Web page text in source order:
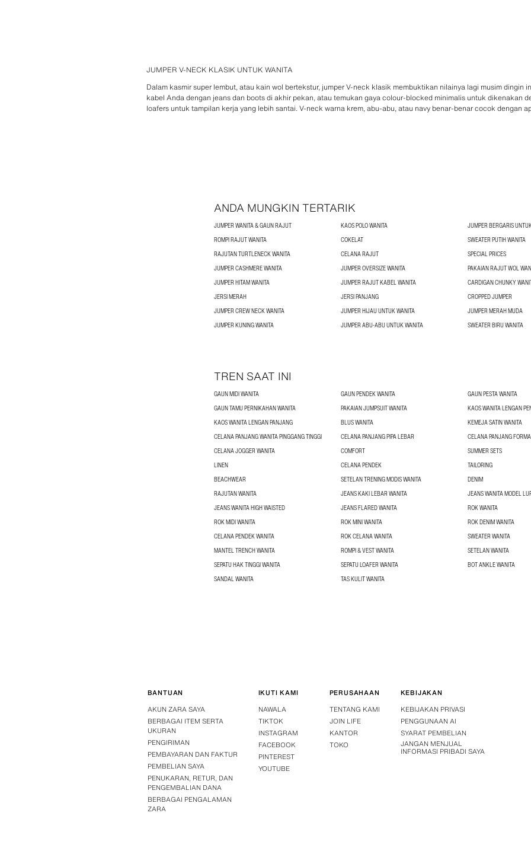
JUMPER V-NECK KLASIK UNTUK WANITA
Dalam kasmir super lembut, atau kain wol bertekstur, jumper V-neck klasik membuktikan nilainya lagi musim dingin
kabel Anda dengan jeans dan boots di akhir pekan, atau temukan gaya colour-blocked minimalis untuk dikenakan
loafers untuk tampilan kerja yang lebih santai. V-neck warna krem, abu-abu, atau navy benar-benar cocok dengan
ANDA MUNGKIN TERTARIK
JUMPER WANITA & GAUN RAJUT KAOS POLO WANITA
JUMPER BERGARIS
ROMPI RAJUT WANITA
COKELAT
SWEATER PUTIH WANITA
RAJUTAN TURTLENECK WANITA
CELANA RAJUT
SPECIAL PRICES
JUMPER CASHMERE WANITA
JUMPER OVERSIZE WANITA
PAKAIAN RAJUT WOL
JUMPER HITAM WANITA
JUMPER RAJUT KABEL WANITA
CARDIGAN CHUNKY
JERSI MERAH
JERSI PANJANG
CROPPED JUMPER
JUMPER CREW NECK WANITA
JUMPER HIJAU UNTUK WANITA
JUMPER MERAH MUDA
JUMPER KUNING WANITA
JUMPER ABU-ABU UNTUK WANITA SWEATER BIRU WANITA
TREN SAAT INI
GAUN MIDI WANITA GAUN PENDEK WANITA
GAUN PESTA WANITA
GAUN TAMU PERNIKAHAN WANITA
PAKAIAN JUMPSUIT WANITA
KAOS WANITA LENGAN
KAOS WANITA LENGAN PANJANG
BLUS WANITA
KEMEJA SATIN WANITA
CELANA PANJANG WANITA PINGGANG TINGGI
CELANA PANJANG PIPA LEBAR
CELANA PANJANG
CELANA JOGGER WANITA
COMFORT
SUMMER SETS
LINEN
CELANA PENDEK
TAILORING
BEACHWEAR
SETELAN TRENING MODIS WANITA
DENIM
RAJUTAN WANITA
JEANS KAKI LEBAR WANITA
JEANS WANITA MODEL
JEANS WANITA HIGH WAISTED
JEANS FLARED WANITA
ROK WANITA
ROK MIDI WANITA
ROK MINI WANITA
ROK DENIM WANITA
CELANA PENDEK WANITA
ROK CELANA WANITA
SWEATER WANITA
MANTEL TRENCH WANITA
ROMPI & VEST WANITA
SETELAN WANITA
SEPATU HAK TINGGI WANITA
SEPATU LOAFER WANITA
BOT ANKLE WANITA
SANDAL WANITA
TAS KULIT WANITA
BANTUAN
AKUN ZARA SAYA
BERBAGAI ITEM SERTA
UKURAN
PENGIRIMAN
PEMBAYARAN DAN FAKTUR
PEMBELIAN SAYA
PENUKARAN, RETUR, DAN
PENGEMBALIAN DANA
BERBAGAI PENGALAMAN
ZARA
IKUTI KAMI
NAWALA
TIKTOK
INSTAGRAM
FACEBOOK
PINTEREST
YOUTUBE
PERUSAHAAN
TENTANG KAMI
JOIN LIFE
KANTOR
TOKO
KEBIJAKAN
KEBIJAKAN PRIVASI
PENGGUNAAN AI
SYARAT PEMBELIAN
JANGAN MENJUAL
INFORMASI PRIBADI SAYA